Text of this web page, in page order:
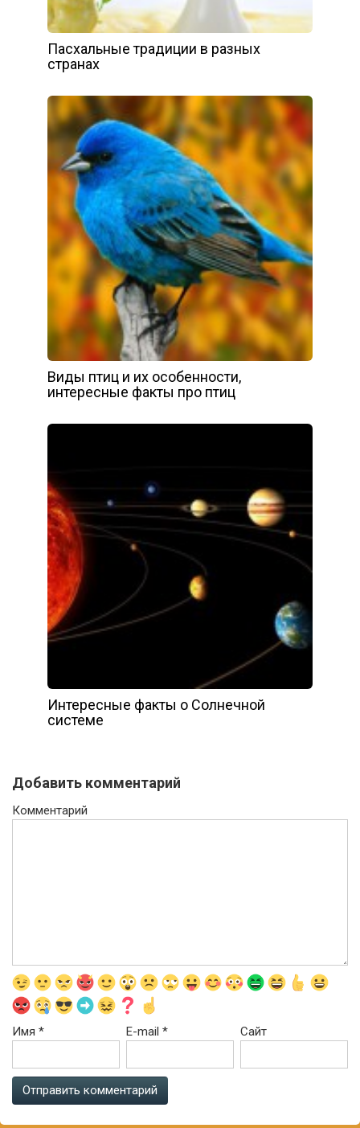
Пасхальные традиции в разных
странах
Виды птиц и их особенности,
интересные факты про птиц
Интересные факты о Солнечной
системе
Добавить комментарий
Комментарий
Имя * E-mail* Сайт